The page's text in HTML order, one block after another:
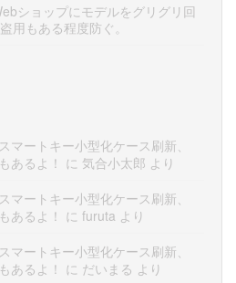
ショップにモデルをグリグリ回
用もある程度防ぐ。
マートキー小型化ケース刷新、
あるよ！ に 気合小太郎 より
マートキー小型化ケース刷新、
あるよ！ に furuta より
マートキー小型化ケース刷新、
あるよ！ に だいまる より